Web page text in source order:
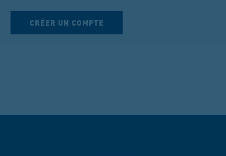
CRÉER UN COMPTE